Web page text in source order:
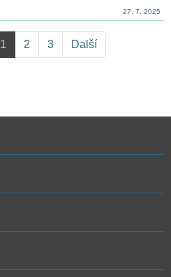
27. 7. 2025
1 2 3 Další